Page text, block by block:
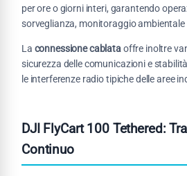
per ore o giorni interi, garantendo
sorveglianza, monitoraggio ambientale
La connessione cablataoffre inoltre
sicurezza delle comunicazioni e
le interferenze radio tipiche delle aree
DJI FlyCart 100 Tethered:
Continuo